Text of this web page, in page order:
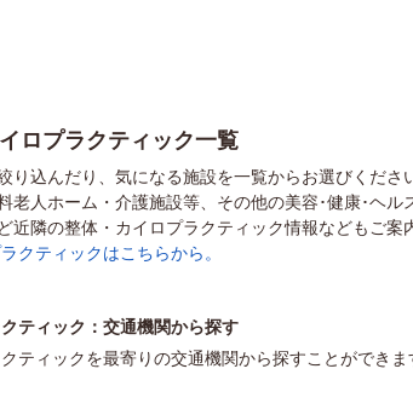
ロプラクティック一覧
り込んだり、気になる施設を一覧からお選びくださ
老人ホーム・介護施設等、その他の美容･健康･ヘル
近隣の整体・カイロプラクティック情報などもご案
クティックはこちらから。
ティック：交通機関から探す
ティックを最寄りの交通機関から探すことができま